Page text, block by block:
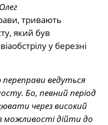
тривають
який був
у березні
переправи ведуться
Бо, певний період
через високий
можливості дійти до